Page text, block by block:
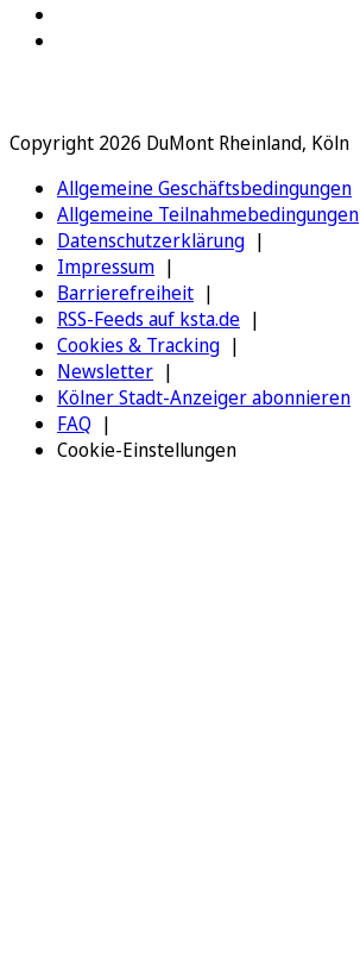
Copyright 2026 DuMont Rheinland, Köln
Allgemeine Geschäftsbedingungen
Allgemeine Teilnahmebedingungen
Datenschutzerklärung
Impressum
Barrierefreiheit
RSS-Feeds auf ksta.de
Cookies & Tracking
Newsletter
Kölner Stadt-Anzeiger abonnieren
FAQ
Cookie-Einstellungen